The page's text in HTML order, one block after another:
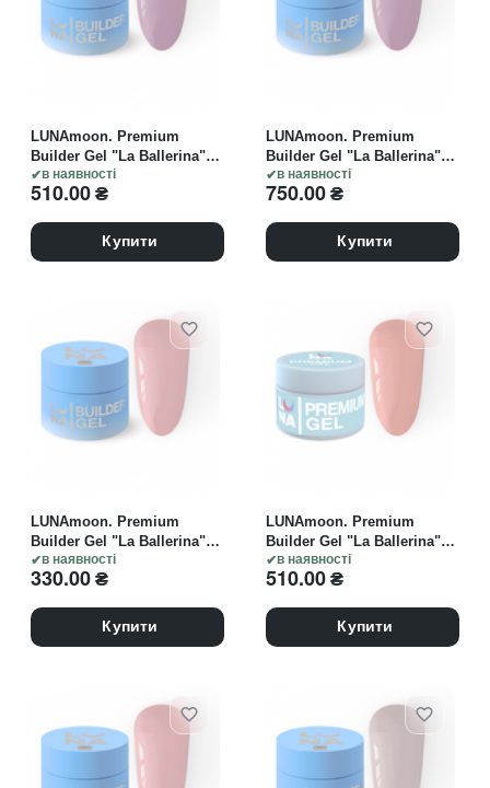
в наявності
LUNAmoon. Premium
Builder Gel "La Ballerina"
#08, 30 ml, моделюючий
гель
510.00₴
Купити
в наявності
LUNAmoon. Premium
Builder Gel "La Ballerina"
#08, 50 ml, моделюючий
гель
750.00₴
Купити
в наявності
LUNAmoon. Premium
Builder Gel "La Ballerina"
#09, 15 ml, моделюючий
гель
330.00₴
Купити
в наявності
LUNAmoon. Premium
Builder Gel "La Ballerina"
#09, 30 ml, моделюючий
гель
510.00₴
Купити